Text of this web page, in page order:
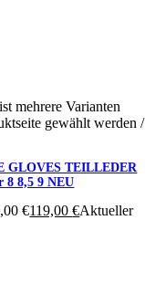
mehrere Varianten
gewählt werden/
GLOVES TEILLEDER
8,5 9 NEU
€119,00€Aktueller